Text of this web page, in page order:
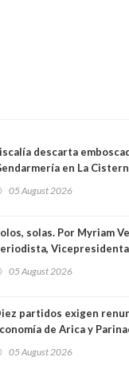
descarta
en La
05 August 2026
solas. Por Myriam
05 August 2026
partidos exigen
de Arica y
una militante de RN,
05 August 2026